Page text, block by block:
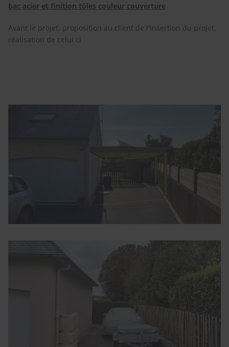
bac acier et finition tôles couleur couverture
Avant le projet, proposition au client de l'insertion du projet,
réalisation de celui ci